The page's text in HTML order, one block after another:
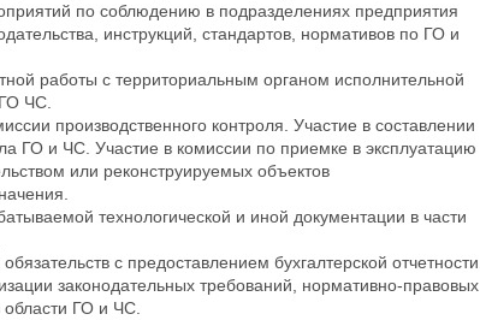
по соблюдению в подразделениях предприятия
инструкций, стандартов, нормативов по ГО и
работы с территориальным органом исполнительной
ЧС.
производственного контроля. Участие в составлении
ГО и ЧС. Участие в комиссии по приемке в эксплуатацию
или реконструируемых объектов
технологической и иной документации в части
с предоставлением бухгалтерской отчетности.
законодательных требований, нормативно-правовых
области ГО и ЧС.